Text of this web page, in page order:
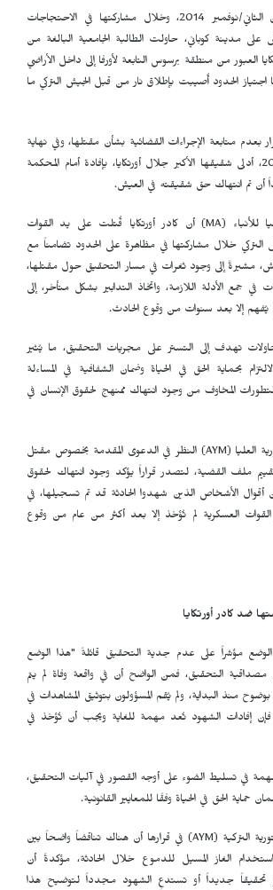
في السادس من تشرين الثاني/نوفمبر 2014، وخلال مشاركتها في الاحتجاجات
مدينة كوباني، حاولت الطالبة الجامعية البالغة من
أورتكايا العبور من منطقة برسوس التابعة لأورفا إلى داخل الأراضي
اجتياز الحدود أُصيبت بإطلاق نار من قبل الجيش التركي ما
متابعة الإجراءات القضائية بشأن مقتلها، وفي نهاية
تشرين الأول/أكتوبر 2020، أدلى شقيقها الأكبر جلال أورتكايا، بإفادة أمام المحكمة
أن تم انتهاك حق شقيقته في العيش.
للأنباء (MA) أن كادر أورتكايا قُتلت على يد القوات
التركي خلال مشاركتها في مظاهرة على الحدود تضامناً مع
مشيرةً إلى وجود ثغرات في مسار التحقيق حول مقتلها،
جمع الأدلة اللازمة، واتخاذ التدابير بشكل متأخر، إلى
يُفهم إلا بعد سنوات من وقوع الحادث.
تهدف إلى التستر على مجريات التحقيق، ما يُثير
بحماية الحق في الحياة وضمان الشفافية في المساءلة
المخاوف من وجود انتهاك ممنهج لحقوق الإنسان في
العليا (AYM) النظر في الدعوى المقدمة بخصوص مقتل
تقييم ملف القضية، لتصدر قراراً يؤكد وجود انتهاك لحقوق
أقوال الأشخاص الذين شهدوا الحادثة قد تم تسجيلها، في
العسكرية لم تُؤخذ إلا بعد أكثر من عام من وقوع
ضد كادر أورتكايا
مؤشراً على عدم جدية التحقيق قائلةً "هذا الوضع
مصداقية التحقيق، فمن الواضح أن في واقعة وفاة لم يتم
منذ البداية، ولم يُقم المسؤولون بتوثيق المشاهدات في
إفادات الشهود تُعد مهمة للغاية ويجب أن تُؤخذ في
في تسليط الضوء على أوجه القصور في آليات التحقيق،
حماية الحق في الحياة وفقًا للمعايير القانونية.
التركية (AYM) في قرارها أن هناك تناقضاً واضحاً بين
الغاز المسيل للدموع خلال الحادثة، مؤكدةً أن
تحقيقاً جديداً أو تستدعِ الشهود مجدداً لتوضيح هذا